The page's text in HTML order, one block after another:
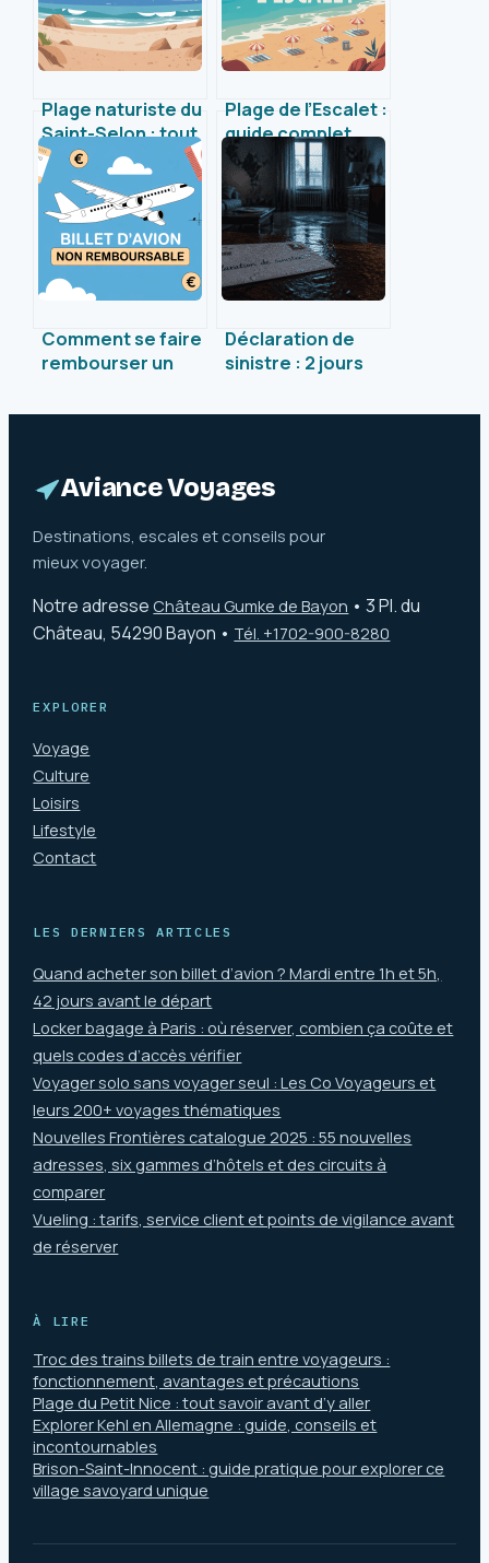
Plage naturiste du
Saint-Selon : tout
ce qu’il faut savoir
pour une
expérience
réussie
Plage de l’Escalet :
guide complet
pour profiter d’un
joyau du golfe de
Saint-Tropez
Comment se faire
rembourser un
remboursable :
concrètes
Déclaration de
sinistre : 2 jours
réflexes pour
Aviance Voyages
Destinations, escales et conseils pour
mieux voyager.
Notre adresse Château Gumke de Bayon •3 Pl. du
Château, 54290 Bayon • Tél. +1702-900-8280
EXPLORER
Voyage
Culture
Loisirs
Lifestyle
Contact
LES DERNIERS ARTICLES
Quand acheter son billet d’avion ? Mardi entre 1h et 5h,
42 jours avant le départ
Locker bagage à Paris : où réserver, combien ça coûte et
quels codes d’accès vérifier
Voyager solo sans voyager seul : Les Co Voyageurs et
leurs 200+ voyages thématiques
Nouvelles Frontières catalogue 2025 : 55 nouvelles
adresses, six gammes d’hôtels et des circuits à
comparer
Vueling : tarifs, service client et points de vigilance avant
de réserver
À LIRE
Troc des trains billets de train entre voyageurs :
fonctionnement, avantages et précautions
Plage du Petit Nice : tout savoir avant d’y aller
Explorer Kehl en Allemagne : guide, conseils et
incontournables
Brison-Saint-Innocent : guide pratique pour explorer ce
village savoyard unique